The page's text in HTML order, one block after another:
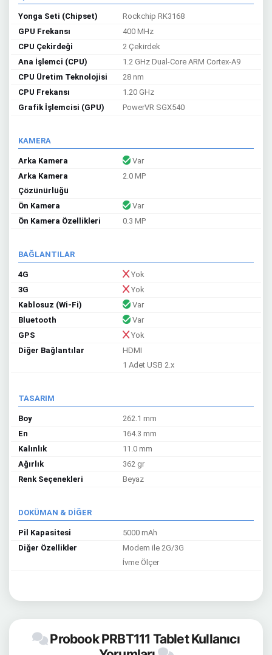
Yonga Seti (Chipset)
Rockchip RK3168
GPU Frekansı
400 MHz
CPU Çekirdeği
2 Çekirdek
Ana İşlemci (CPU)
1.2 GHz Dual-Core ARM Cortex-A9
CPU Üretim Teknolojisi
28 nm
CPU Frekansı
1.20 GHz
Grafik İşlemcisi (GPU)
PowerVR SGX540
KAMERA
Arka Kamera
Var
Arka Kamera
Çözünürlüğü
2.0 MP
Ön Kamera
Var
Ön Kamera Özellikleri
0.3 MP
BAĞLANTILAR
4G
Yok
3G
Yok
Kablosuz (Wi-Fi)
Var
Bluetooth
Var
GPS
Yok
Diğer Bağlantılar
HDMI
1 Adet USB 2.x
TASARIM
Boy
262.1 mm
En
164.3 mm
Kalınlık
11.0 mm
Ağırlık
362 gr
Renk Seçenekleri
Beyaz
DOKÜMAN & DİĞER
Pil Kapasitesi
5000 mAh
Diğer Özellikler
Modem ile 2G/3G
İvme Ölçer
Probook PRBT111 Tablet Kullanıcı